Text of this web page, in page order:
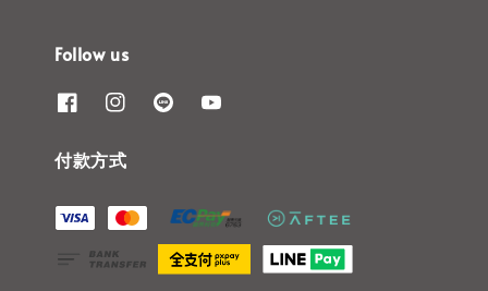
Follow us
付款方式